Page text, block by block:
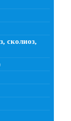
сколиоз,